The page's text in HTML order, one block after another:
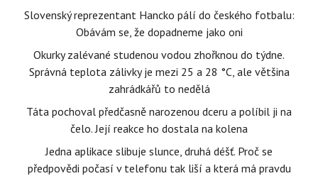
Slovenský reprezentant Hancko pálí do českého fotbalu:
Obávám se, že dopadneme jako oni
Okurky zalévané studenou vodou zhořknou do týdne.
Správná teplota zálivky je mezi 25 a 28 °C, ale většina
zahrádkářů to nedělá
Táta pochoval předčasně narozenou dceru a políbil ji na
čelo. Její reakce ho dostala na kolena
Jedna aplikace slibuje slunce, druhá déšť. Proč se
předpovědi počasí v telefonu tak liší a která má pravdu